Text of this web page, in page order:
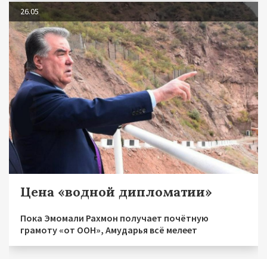
26.05
Цена «водной дипломатии»
Пока Эмомали Рахмон получает почётную
грамоту «от ООН», Амударья всё мелеет